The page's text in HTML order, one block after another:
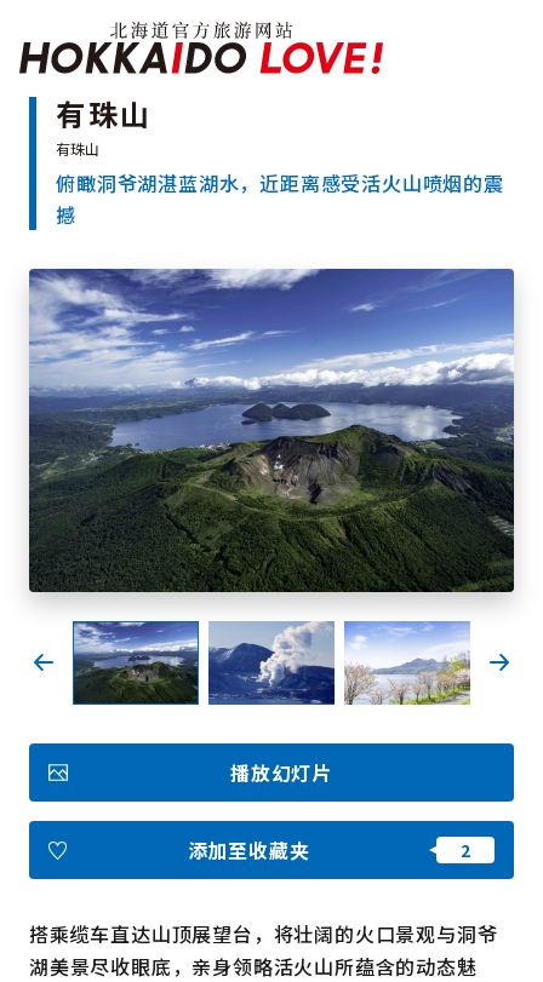
特辑
旅游景点
温泉
推荐行程
区域指南
美食
预约
交通
北海道简介
按旅游主题搜索
享受雨天
七个国立公园
邂逅美景
基础知识
收藏
Face
book
Insta
gram
YouT
ube
Insta
gram
Face
book
图库影集
视频
旅游手册
使用条款
关于我们
链接
语言
有珠山
俯瞰洞爷湖湛蓝湖水，近距离感受活火山喷烟的震
撼
搭乘缆车直达山顶展望台，将壮阔的火口景观与洞爷
湖美景尽收眼底，亲身领略活火山所蕴含的动态魅
播放幻灯片
添加至收藏夹